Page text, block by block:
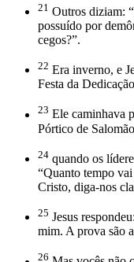
21 Outros diziam:
possuído por
cegos?”.
22 Era inverno, e
Festa da
23 Ele caminhava
Pórtico de
24 quando os
“Quanto tempo
Cristo, diga-nos
25 Jesus
mim. A prova são
26